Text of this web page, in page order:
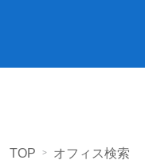
TOP オフィス検索